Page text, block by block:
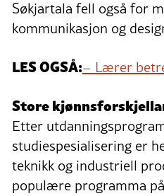
Søkjartala fell også for
kommunikasjon og
LES OGSÅ:– Lærer
Store
Etter
studiespesialisering er
teknikk og industriell
populære programma